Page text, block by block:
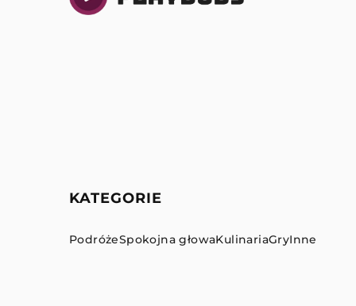
KATEGORIE
PodróżeSpokojna głowaKulinariaGryInne